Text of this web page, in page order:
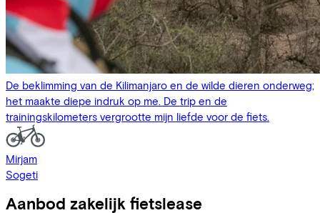
De beklimming van de Kilimanjaro en de wilde dieren onderweg;
het maakte diepe indruk op me. De trip en de
trainingskilometers vergrootte mijn liefde voor de fiets.
Mirjam
Sogeti
Aanbod zakelijk fietslease